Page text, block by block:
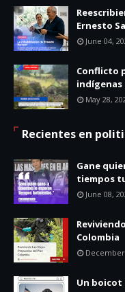
Ernesto
June 04,
Conflicto
indígenas
May 28,
Recientes en
Gane
tiempos
June 08,
Colombia
December
Un boicot